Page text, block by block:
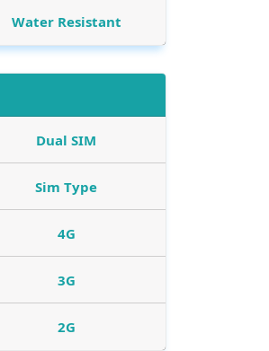
Water Resistant
Dual SIM
Sim Type
4G
3G
2G